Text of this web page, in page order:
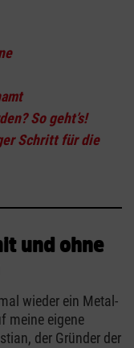
So geht’s!
Schritt für die
und ohne
wieder ein Metal-
meine eigene
der Gründer der